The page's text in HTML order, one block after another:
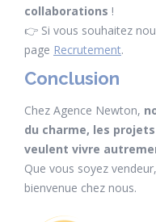
collaborations !
👉 Si vous souhaitez
page Recrutement.
Conclusion
Chez Agence Newton,
du charme, les
veulent vivre
Que vous soyez
bienvenue chez nous.